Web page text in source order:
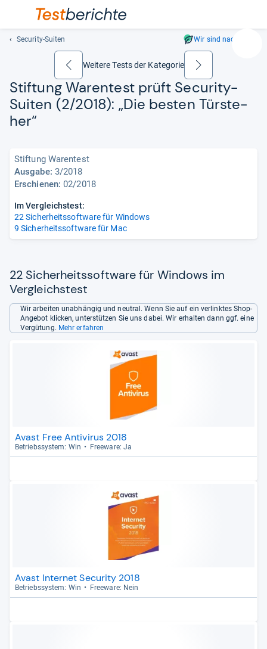
drei
Security-Suiten Wir sind nachhaltig
Stif­tung Waren­test prüft Secu­rity-​
Sui­ten (2/2018): „Die bes­ten Tür­ste­
her“
zurück Weitere Tests der Kategorie weiter
Stiftung Warentest
Ausgabe: 3/2018
Erschienen: 02/2018
Im Vergleichstest:
22 Sicherheitssoftware für Windows
9 Sicherheitssoftware für Mac
22 Sicherheitssoftware für Windows im
Vergleichstest
Wir arbeiten unabhängig und neutral. Wenn Sie auf ein verlinktes Shop-
Angebot klicken, unterstützen Sie uns dabei. Wir erhalten dann ggf. eine
Vergütung. Mehr erfahren
Avast Free Antivirus 2018
Betriebs­sys­tem: Win Free­ware: Ja
Avast Internet Security 2018
Betriebs­sys­tem: Win Free­ware: Nein